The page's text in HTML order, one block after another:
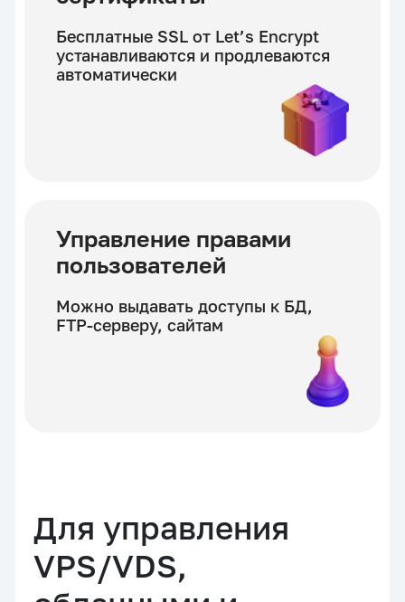
Бесплатные SSL от Let’s Encrypt
устанавливаются и продлеваются
автоматически
Управление правами
пользователей
Можно выдавать доступы к БД,
FTP-серверу, сайтам
Для управления
VPS/VDS,